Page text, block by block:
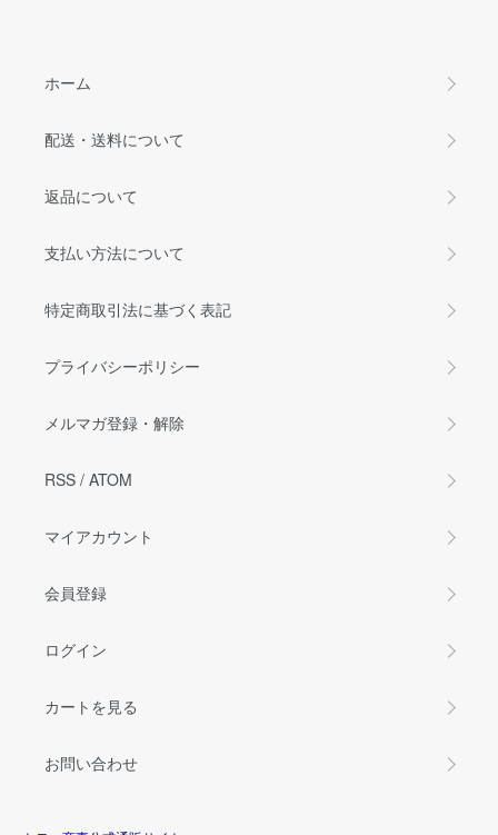
ホーム
配送・送料について
返品について
支払い方法について
特定商取引法に基づく表記
プライバシーポリシー
メルマガ登録・解除
RSS / ATOM
マイアカウント
会員登録
ログイン
カートを見る
お問い合わせ